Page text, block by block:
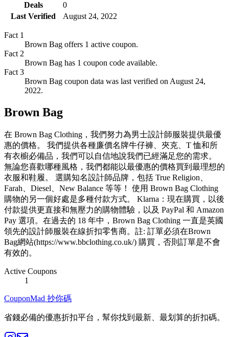
Deals
0
Last Verified
August 24, 2022
Fact 1
Brown Bag offers 1 active coupon.
Fact 2
Brown Bag has 1 coupon code available.
Fact 3
Brown Bag coupon data was last verified on August 24,
2022.
Brown Bag
在 Brown Bag Clothing，我們努力為男士設計師服裝提供最優
惠的價格。 我們提供各種廉價名牌牛仔褲、夾克、T 恤和所
有衣櫥必備品，我們可以自信地說我們已經滿足您的需求。
無論您喜歡哪種風格，我們都能以最優惠的價格買到最理想的
衣服和鞋履。 選購知名設計師品牌，包括 True Religion、
Farah、Diesel、New Balance 等等！ 使用 Brown Bag Clothing
購物的另一個好處是多種付款方式。 Klarna：現在購買，以後
付款提供更直接和無壓力的購物體驗，以及 PayPal 和 Amazon
Pay 選項。在過去的 18 年中，Brown Bag Clothing 一直是英國
領先的設計師服裝在線折扣零售商。註: 訂單必須在Brown
Bag網站(https://www.bbclothing.co.uk/) 購買，否則訂單是不會
有效的。
Active Coupons
1
CouponMad 抄你碼
省錢必備的優惠折扣平台，幫你找到最新、最划算的折扣碼。